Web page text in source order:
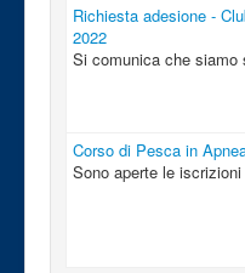
Richiesta adesione -
2022
Si comunica che siamo
Corso di Pesca in
Sono aperte le